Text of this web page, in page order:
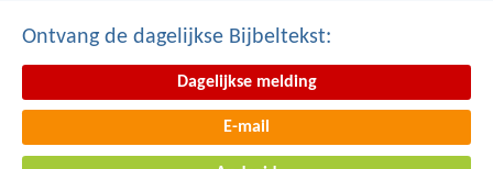
Ontvang de dagelijkse Bijbeltekst:
Dagelijkse melding
E-mail